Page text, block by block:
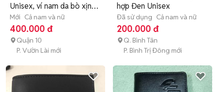
Unisex, ví nam da bò xịn
100%
Mới Cả nam và nữ
400.000 đ
Quận 10
P. Vườn Lài mới
hợp Đen Unisex
Đã sử dụng Cả nam và nữ
200.000 đ
Q. Bình Tân
P. Bình Trị Đông mới